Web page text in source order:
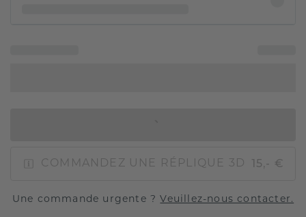
COMMANDEZ UNE RÉPLIQUE 3D 15,- €
Une commande urgente ?Veuillez-nous contacter.